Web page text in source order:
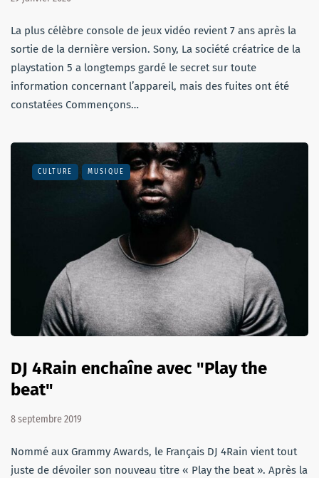
La plus célèbre console de jeux vidéo revient 7 ans après la
sortie de la dernière version. Sony, La société créatrice de la
playstation 5 a longtemps gardé le secret sur toute
information concernant l’appareil, mais des fuites ont été
constatées Commençons…
CULTURE MUSIQUE
DJ 4Rain enchaîne avec "Play the
beat"
8 septembre 2019
Nommé aux Grammy Awards, le Français DJ 4Rain vient tout
juste de dévoiler son nouveau titre « Play the beat ». Après la